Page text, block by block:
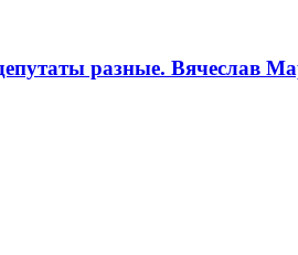
разные. Вячеслав